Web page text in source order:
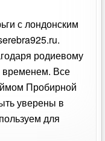
с лондонским
родиевому
временем. Все
Пробирной
уверены в
для